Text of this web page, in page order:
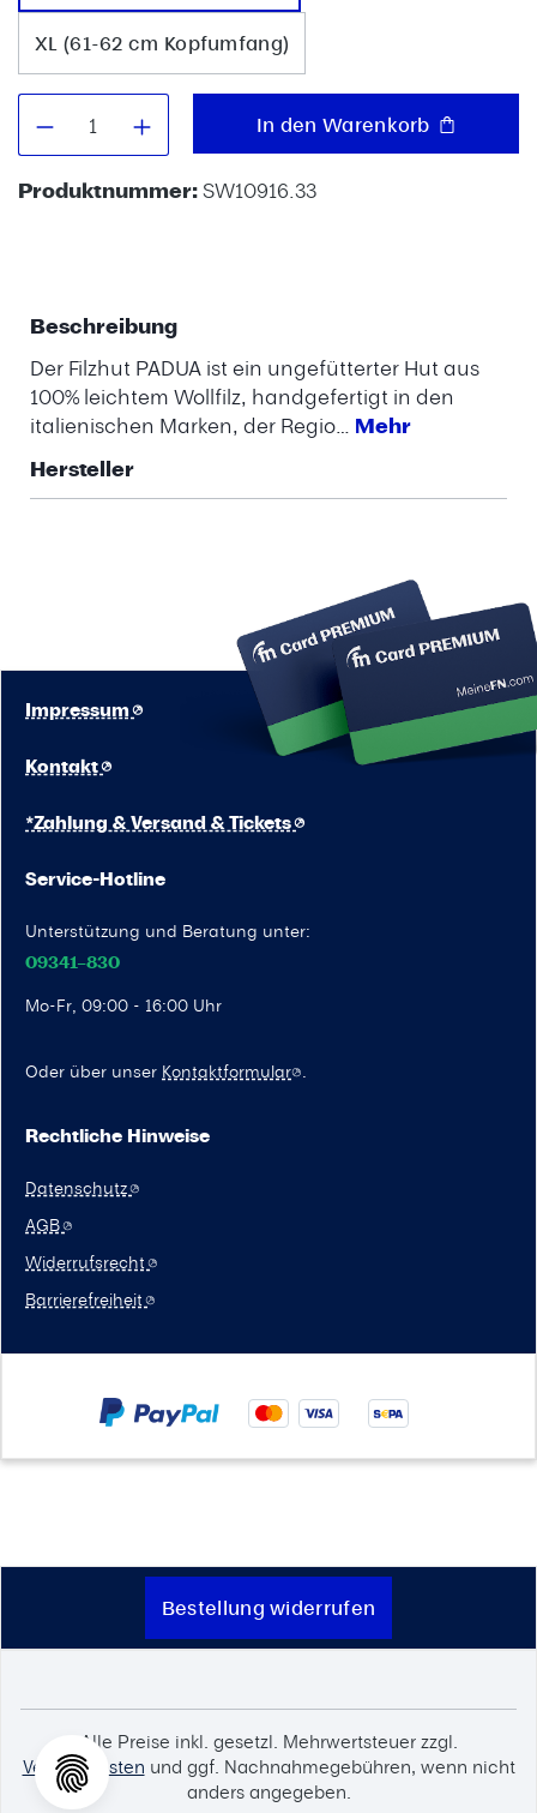
XL (61-62 cm Kopfumfang)
Produkt Anzahl: Gib denIn den Warenkorb
Produktnummer:SW10916.33
Beschreibung
Der Filzhut PADUA ist ein ungefütterter Hut aus
100% leichtem Wollfilz, handgefertigt in den
italienischen Marken, der Regio… Mehr
Hersteller
Service-Hotline
Unterstützung und Beratung unter:
09341–830
Mo-Fr, 09:00 - 16:00 Uhr
Oder über unser Kontaktformular .
Kontakt
Impressum
*Zahlung & Versand & Tickets
Rechtliche Hinweise
Datenschutz
AGB
Widerrufsrecht
Barrierefreiheit
Bestellung widerrufen
Alle Preise inkl. gesetzl. Mehrwertsteuer zzgl.
Versandkosten und ggf. Nachnahmegebühren, wenn nicht
anders angegeben.